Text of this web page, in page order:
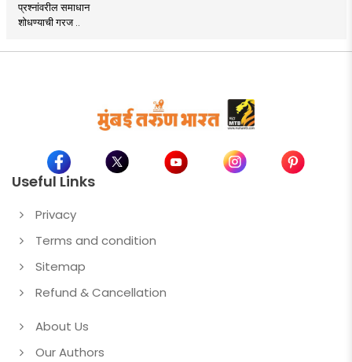
प्रश्नांवरील समाधान
शोधण्याची गरज ..
Useful Links
Privacy
Terms and condition
Sitemap
Refund & Cancellation
About Us
Our Authors